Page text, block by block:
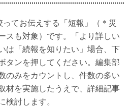
てお伝えする「短報」（＊災
スも対象）です。「より詳しい
は「続報を知りたい」場合、下
タンを押してください。編集部
のみをカウントし、件数の多い
材を実施したうえで、詳細記事
討します。